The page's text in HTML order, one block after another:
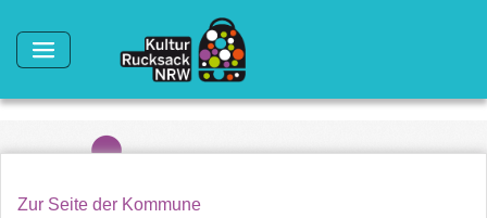
Zur Seite der Kommune